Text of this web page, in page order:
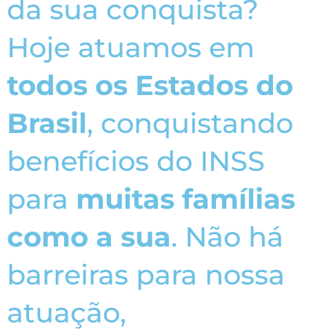
da sua conquista?
Hoje atuamos em
todos os Estados do
Brasil, conquistando
benefícios do INSS
para muitas famílias
como a sua. Não há
barreiras para nossa
atuação,